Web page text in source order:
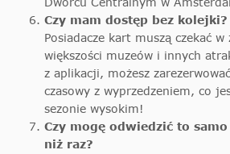
Czy mam dostęp bez kolejki?
Posiadacze kart muszą czekać w
większości muzeów i innych
z aplikacji, możesz
czasowy z wyprzedzeniem, co
sezonie wysokim!
Czy mogę odwiedzić to
niż raz?